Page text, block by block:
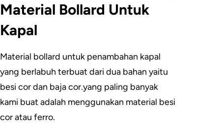
Material Bollard Untuk
Kapal
Material bollard untuk penambahan kapal
yang berlabuh terbuat dari dua bahan yaitu
besi cor dan baja cor.yang paling banyak
kami buat adalah menggunakan material besi
cor atau ferro.